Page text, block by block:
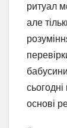
ритуал
але
основі